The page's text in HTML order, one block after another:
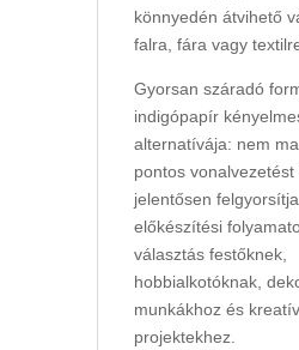
könnyedén átvihető
falra, fára vagy
Gyorsan száradó
indigópapír
alternatívája: nem
pontos
jelentősen
előkészítési
választás festőknek,
hobbialkotóknak,
munkákhoz és kreatív
projektekhez.